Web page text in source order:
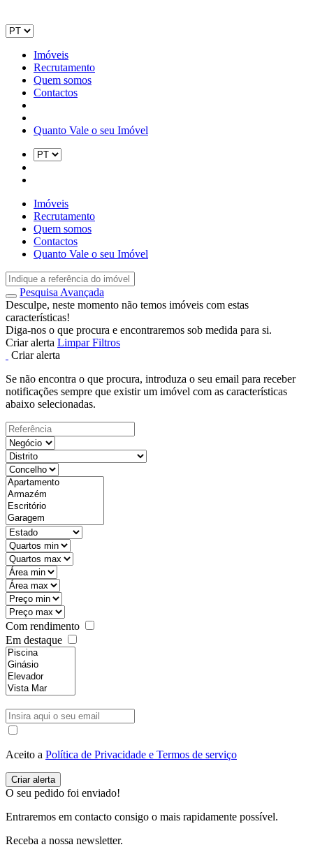
Imóveis
Recrutamento
Quem somos
Contactos
Quanto Vale o seu Imóvel
Imóveis
Recrutamento
Quem somos
Contactos
Quanto Vale o seu Imóvel
Pesquisa Avançada
Desculpe, neste momento não temos imóveis com estas
características!
Diga-nos o que procura e encontraremos sob medida para si.
Criar alerta Limpar Filtros
Criar alerta
Se não encontra o que procura, introduza o seu email para receber
notificações sempre que existir um imóvel com as características
abaixo selecionadas.
Com rendimento
Em destaque
Aceito a Política de Privacidade e Termos de serviço
O seu pedido foi enviado!
Entraremos em contacto consigo o mais rapidamente possível.
Receba a nossa newsletter.